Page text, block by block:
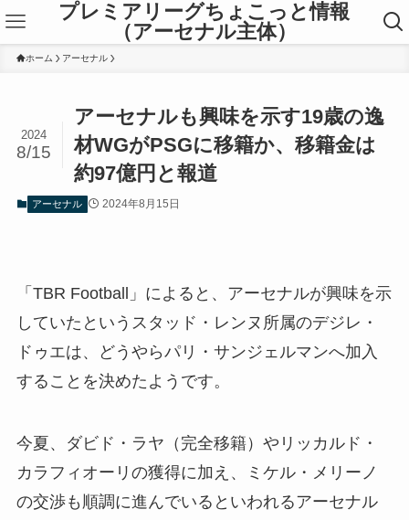
プレミアリーグちょこっと情報
（アーセナル主体）
ホーム アーセナル
アーセナルも興味を示す19歳の逸
材WGがPSGに移籍か、移籍金は
約97億円と報道
2024
8/15
アーセナル 2024年8月15日
「TBR Football」によると、アーセナルが興味を示
していたというスタッド・レンヌ所属のデジレ・
ドゥエは、どうやらパリ・サンジェルマンへ加入
することを決めたようです。
今夏、ダビド・ラヤ（完全移籍）やリッカルド・
カラフィオーリの獲得に加え、ミケル・メリーノ
の交渉も順調に進んでいるといわれるアーセナル